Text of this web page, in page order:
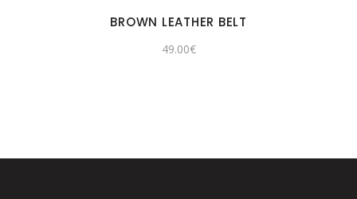
BROWN LEATHER BELT
49.00€